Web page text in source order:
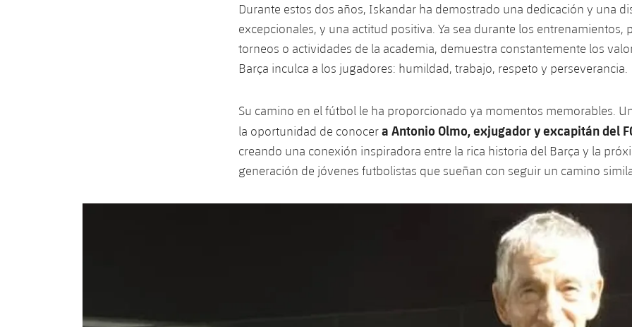
Durante estos dos años, Iskandar ha demostrado una dedicación y una
excepcionales, y una actitud positiva. Ya sea durante los entrenamientos,
torneos o actividades de la academia, demuestra constantemente los
Barça inculca a los jugadores: humildad, trabajo, respeto y perseverancia.
Su camino en el fútbol le ha proporcionado ya momentos memorables.
la oportunidad de conocera Antonio Olmo, exjugador y excapitán del
creando una conexión inspiradora entre la rica historia del Barça y la
generación de jóvenes futbolistas que sueñan con seguir un camino